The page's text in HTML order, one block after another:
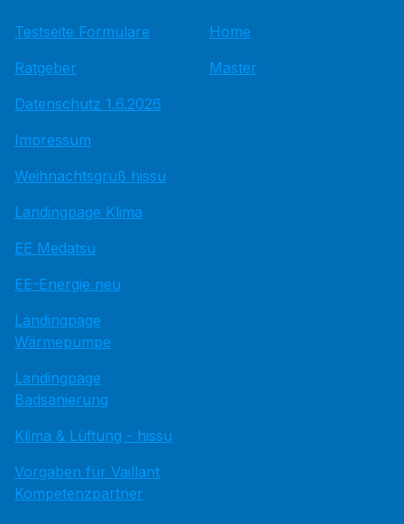
Testseite Formulare
Ratgeber
Datenschutz 1.6.2026
Impressum
Weihnachtsgruß hissu
Landingpage Klima
EE Medatsu
EE-Energie neu
Landingpage
Wärmepumpe
Landingpage
Badsanierung
Klima & Lüftung - hissu
Vorgaben für Vaillant
Kompetenzpartner
Home
Master